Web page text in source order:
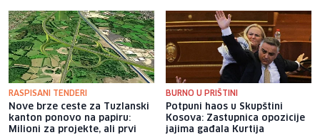
RASPISANI TENDERI
Nove brze ceste za Tuzlanski
kanton ponovo na papiru:
Milioni za projekte, ali prvi
BURNO U PRIŠTINI
Potpuni haos u Skupštini
Kosova: Zastupnica opozicije
jajima gađala Kurtija